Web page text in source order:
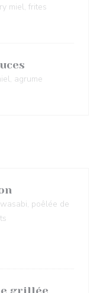
miel, frites
agrume
poêlée de
grillée